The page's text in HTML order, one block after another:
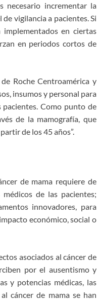
necesario incrementar la
vigilancia a pacientes. Si
en ciertas
en periodos cortos de
Roche Centroamérica y
insumos y personal para
Como punto de
de la mamografía, que
de los 45 años”.
de mama requiere de
de las pacientes;
innovadores, para
económico, social o
asociados al cáncer de
por el ausentismo y
y potencias médicas, las
cáncer de mama se han